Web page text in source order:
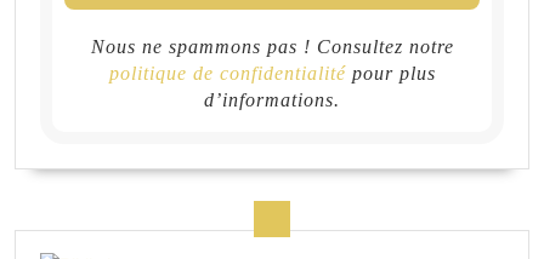
Nous ne spammons pas ! Consultez notre
politique de confidentialitépour plus
d’informations.